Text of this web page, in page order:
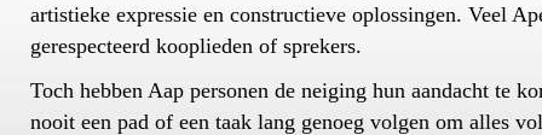
artistieke expressie en constructieve oplossingen. Veel
gerespecteerd kooplieden of sprekers.
Toch hebben Aap personen de neiging hun aandacht te
nooit een pad of een taak lang genoeg volgen om alles